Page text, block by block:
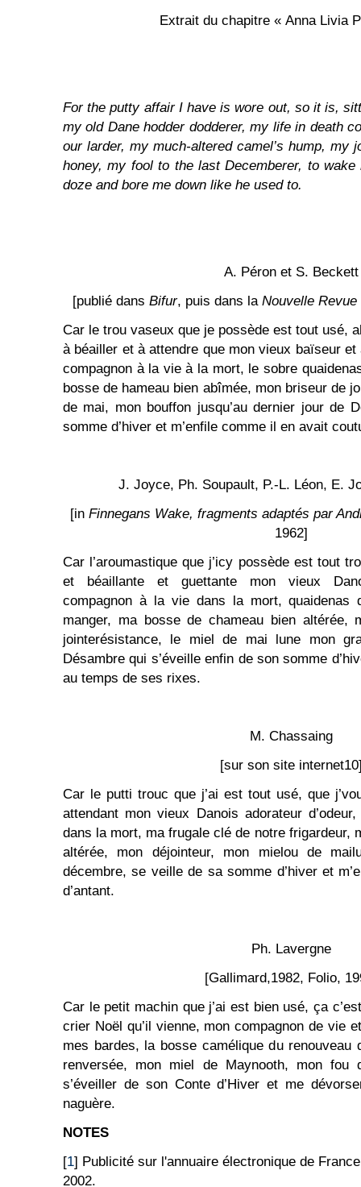
Extrait du chapitre « Anna Livia
For the putty affair I have is wore out, so it is,
my old Dane hodder dodderer, my life in death
our larder, my much-altered camel’s hump, my
honey, my fool to the last Decemberer, to
doze and bore me down like he used to.
A. Péron et S. Beckett
[publié dans Bifur, puis dans la Nouvelle
Car le trou vaseux que je possède est tout usé,
à béailler et à attendre que mon vieux baïseur et
compagnon à la vie à la mort, le sobre
bosse de hameau bien abîmée, mon briseur de
de mai, mon bouffon jusqu’au dernier jour de
somme d’hiver et m’enfile comme il en avait
J. Joyce, Ph. Soupault, P.-L. Léon, E.
[in Finnegans Wake, fragments adaptés par
1962]
Car l’aroumastique que j’icy possède est tout
et béaillante et guettante mon vieux
compagnon à la vie dans la mort, quaidenas
manger, ma bosse de chameau bien altérée,
jointerésistance, le miel de mai lune mon
Désambre qui s’éveille enfin de son somme
au temps de ses rixes.
M. Chassaing
[sur son site
Car le putti trouc que j’ai est tout usé, que
attendant mon vieux Danois adorateur
dans la mort, ma frugale clé de notre frigardeur,
altérée, mon déjointeur, mon mielou de
décembre, se veille de sa somme d’hiver et
d’antant.
Ph. Lavergne
[Gallimard,1982, Folio,
Car le petit machin que j’ai est bien usé, ça
crier Noël qu’il vienne, mon compagnon de vie
mes bardes, la bosse camélique du renouveau
renversée, mon miel de Maynooth, mon fou
s’éveiller de son Conte d’Hiver et me
naguère.
NOTES
[1] Publicité sur l'annuaire électronique de
2002.